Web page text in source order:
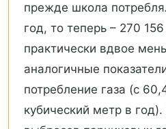
прежде школа
год, то теперь – 270
практически вдвое
аналогичные
потребление газа (с
кубический метр в